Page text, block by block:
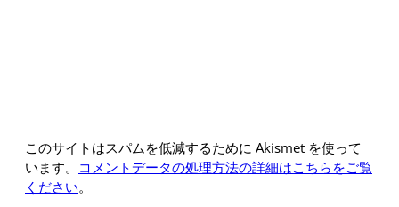
このサイトはスパムを低減するために Akismet を使って
います。 コメントデータの処理方法の詳細はこちらをご覧
ください。